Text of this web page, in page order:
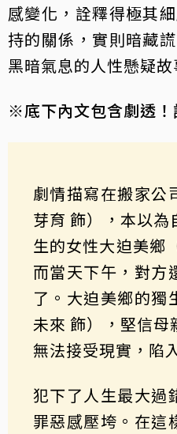
感變化，詮釋得極其
持的關係，實則暗藏
黑暗氣息的人性懸疑故
※底下內文包含劇透
劇情描寫在搬家公
芽育 飾），本以
生的女性大迫美鄉
而當天下午，對方
了。大迫美鄉的獨
未來 飾），堅信母
無法接受現實，陷
犯下了人生最大過
罪惡感壓垮。在這